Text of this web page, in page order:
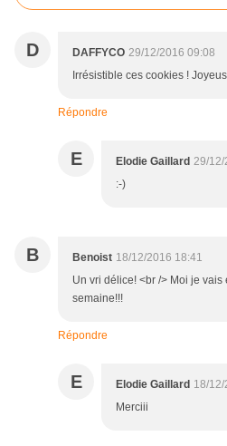
D DAFFYCO 29/12/2016 09:08
Irrésistible ces cookies !
Répondre
E Elodie Gaillard 29/12/
:-)
B Benoist 18/12/2016 18:41
Un vri délice! <br /> Moi je vais
semaine!!!
Répondre
E Elodie Gaillard 18/
Merciii